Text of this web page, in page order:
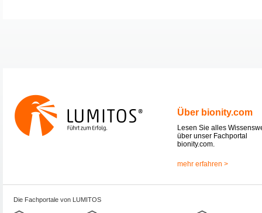
Über bionity.com
Lesen Sie alles
über unser Fachportal
bionity.com.
mehr erfahren >
Die Fachportale von LUMITOS